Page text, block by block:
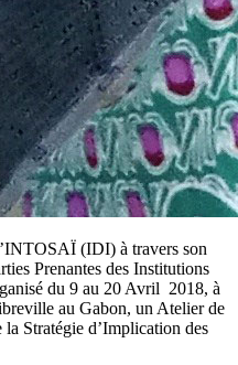
(IDI) à travers son
Prenantes des Institutions
du 9 au 20 Avril 2018, à
au Gabon, un Atelier de
Stratégie d’Implication des